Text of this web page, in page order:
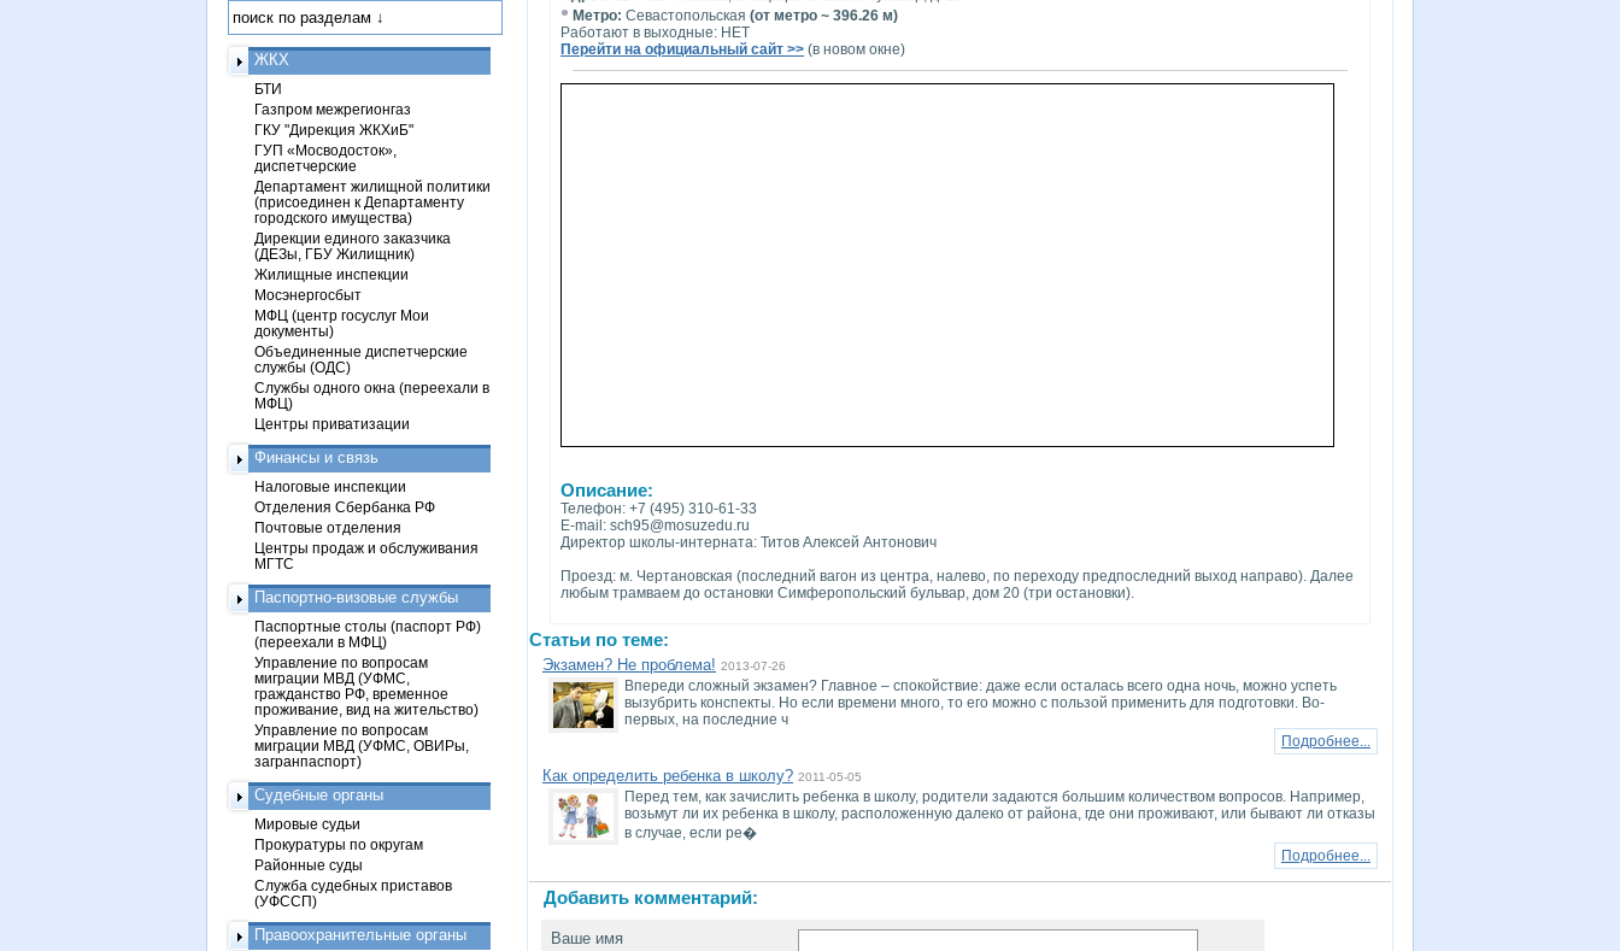
• Метро: Севастопольская (от метро ~ 396.26 м)
Работают в выходные: НЕТ
Перейти на официальный сайт >> (в новом окне)
Описание:
Телефон: +7 (495) 310-61-33
E-mail: sch95@mosuzedu.ru
Директор школы-интерната: Титов Алексей Антонович
Проезд: м. Чертановская (последний вагон из центра, налево, по переходу предпоследний выход направо). Далее
любым трамваем до остановки Симферопольский бульвар, дом 20 (три остановки).
Статьи по теме:
Экзамен? Не проблема! 2013-07-26
Впереди сложный экзамен? Главное – спокойствие: даже если осталась всего одна ночь, можно успеть
вызубрить конспекты. Но если времени много, то его можно с пользой применить для подготовки. Во-
первых, на последние ч
Подробнее...
Как определить ребенка в школу? 2011-05-05
Перед тем, как зачислить ребенка в школу, родители задаются большим количеством вопросов. Например,
возьмут ли их ребенка в школу, расположенную далеко от района, где они проживают, или бывают ли отказы
в случае, если ре�
Подробнее...
Добавить комментарий:
Ваше имя
ЖКХ
БТИ
Газпром межрегионгаз
ГКУ "Дирекция ЖКХиБ"
ГУП «Мосводосток»,
диспетчерские
Департамент жилищной политики
(присоединен к Департаменту
городского имущества)
Дирекции единого заказчика
(ДЕЗы, ГБУ Жилищник)
Жилищные инспекции
Мосэнергосбыт
МФЦ (центр госуслуг Мои
документы)
Объединенные диспетчерские
службы (ОДС)
Службы одного окна (переехали в
МФЦ)
Центры приватизации
Финансы и связь
Налоговые инспекции
Отделения Сбербанка РФ
Почтовые отделения
Центры продаж и обслуживания
МГТС
Паспортно-визовые службы
Паспортные столы (паспорт РФ)
(переехали в МФЦ)
Управление по вопросам
миграции МВД (УФМС,
гражданство РФ, временное
проживание, вид на жительство)
Управление по вопросам
миграции МВД (УФМС, ОВИРы,
загранпаспорт)
Судебные органы
Мировые судьи
Прокуратуры по округам
Районные суды
Служба судебных приставов
(УФССП)
Правоохранительные органы